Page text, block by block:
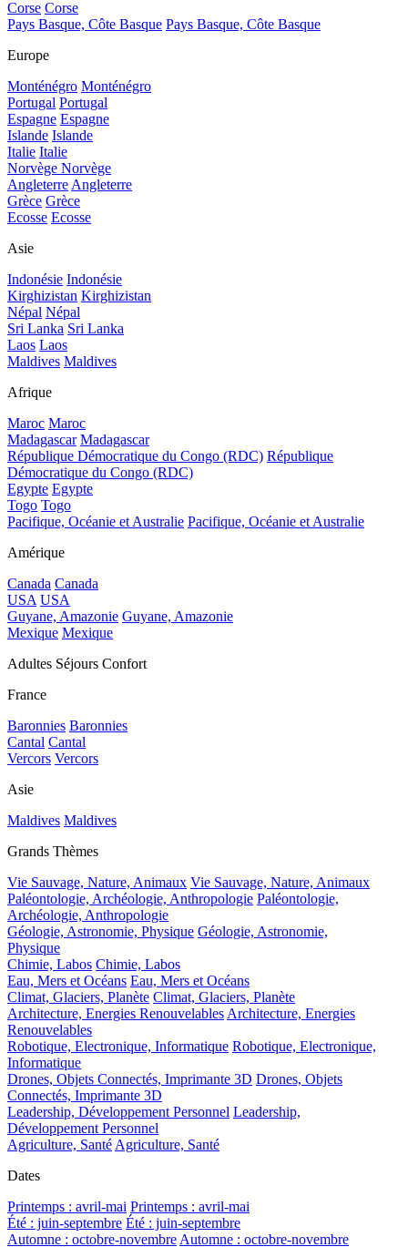
Corse Corse
Pays Basque, Côte Basque Pays Basque, Côte Basque
Europe
Monténégro Monténégro
Portugal Portugal
Espagne Espagne
Islande Islande
Italie Italie
Norvège Norvège
AngleterreAngleterre
Grèce Grèce
Ecosse Ecosse
Asie
Indonésie Indonésie
Kirghizistan Kirghizistan
Népal Népal
Sri Lanka Sri Lanka
Laos Laos
Maldives Maldives
Afrique
Maroc Maroc
Madagascar Madagascar
République Démocratique du Congo (RDC) République
Démocratique du Congo (RDC)
Egypte Egypte
Togo Togo
Pacifique, Océanie et Australie Pacifique, Océanie et Australie
Amérique
Canada Canada
USA USA
Guyane, Amazonie Guyane, Amazonie
Mexique Mexique
Adultes Séjours Confort
France
Baronnies Baronnies
Cantal Cantal
Vercors Vercors
Asie
Maldives Maldives
Grands Thèmes
Vie Sauvage, Nature, Animaux Vie Sauvage, Nature, Animaux
Paléontologie, Archéologie, Anthropologie Paléontologie,
Archéologie, Anthropologie
Géologie, Astronomie, Physique Géologie, Astronomie,
Physique
Chimie, Labos Chimie, Labos
Eau, Mers et Océans Eau, Mers et Océans
Climat, Glaciers, Planète Climat, Glaciers, Planète
Architecture, Energies RenouvelablesArchitecture, Energies
Renouvelables
Robotique, Electronique, Informatique Robotique, Electronique,
Informatique
Drones, Objets Connectés, Imprimante 3D Drones, Objets
Connectés, Imprimante 3D
Leadership, Développement Personnel Leadership,
Développement Personnel
Agriculture, SantéAgriculture, Santé
Dates
Printemps : avril-mai Printemps : avril-mai
Été : juin-septembre Été : juin-septembre
Automne : octobre-novembreAutomne : octobre-novembre